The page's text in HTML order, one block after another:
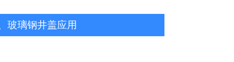
玻璃钢井盖应用